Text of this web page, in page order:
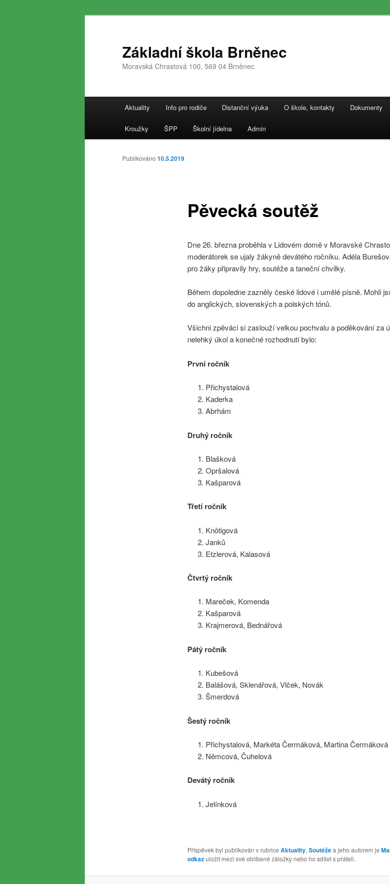
Základní škola Brněnec
Moravská Chrastová 100, 569 04 Brněnec
Aktuality Info pro rodiče Distanční výuka O škole, kontakty Dokumenty
Kroužky ŠPP Školní jídelna Admin
Pěvecká soutěž
Publikováno 10.5.2019
Dne 26. března proběhla v Lidovém domě v Moravské
moderátorek se ujaly žákyně devátého ročníku. Adéla
pro žáky připravily hry, soutěže a taneční chvilky.
Během dopoledne zazněly české lidové i umělé písně. Mohli
do anglických, slovenských a polských tónů.
Všichni zpěváci si zaslouží velkou pochvalu a poděkování za
nelehký úkol a konečné rozhodnutí bylo:
První ročník
Přichystalová
Kaderka
Abrhám
Druhý ročník
Blašková
Opršalová
Kašparová
Třetí ročník
Knötigová
Janků
Etzlerová, Kalasová
Čtvrtý ročník
Mareček, Komenda
Kašparová
Krajmerová, Bednářová
Pátý ročník
Kubešová
Balášová, Sklenářová, Vlček, Novák
Šmerdová
Šestý ročník
Přichystalová, Markéta Čermáková, Martina Čermáková
Němcová, Čuhelová
Devátý ročník
Jelínková
Příspěvek byl publikován v rubrice Aktuality,Soutěžea jeho autorem je
odkazuložit mezi své oblíbené záložky nebo ho sdílet s přáteli.